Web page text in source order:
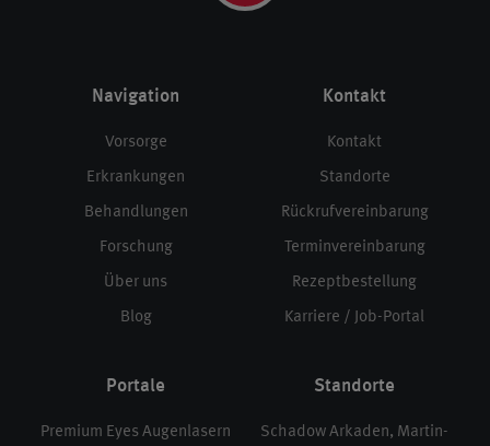
Navigation
Vorsorge
Erkrankungen
Behandlungen
Forschung
Über uns
Blog
Kontakt
Kontakt
Standorte
Rückrufvereinbarung
Terminvereinbarung
Rezeptbestellung
Karriere / Job-Portal
Portale
Premium Eyes Augenlasern
Standorte
Schadow Arkaden, Martin-